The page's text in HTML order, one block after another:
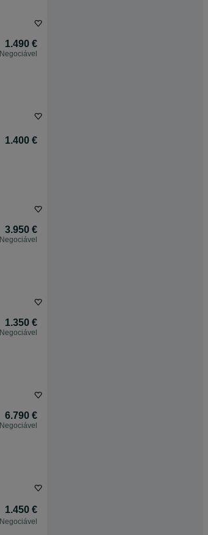
1.490 €
Negociável
1.400 €
3.950 €
Negociável
1.350 €
Negociável
6.790 €
Negociável
1.450 €
Negociável